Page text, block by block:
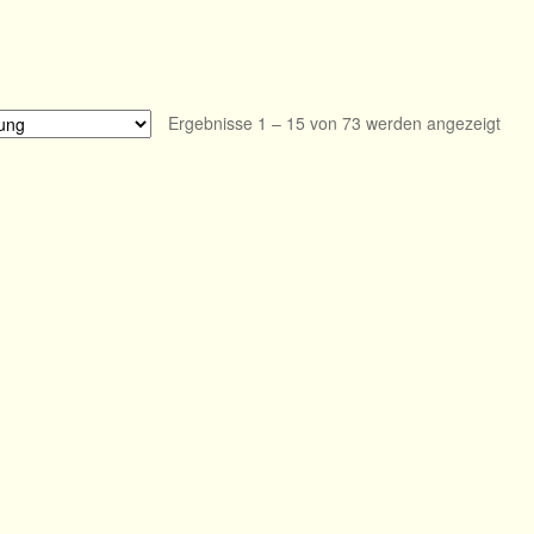
Ergebnisse 1 – 15 von 73 werden angezeigt